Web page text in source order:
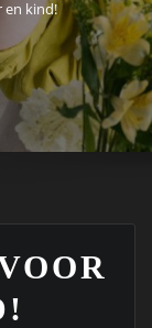
en kind!